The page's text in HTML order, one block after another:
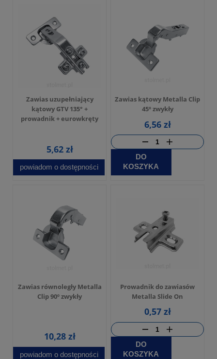
Zawias uzupełniający
kątowy GTV 135° +
prowadnik + eurowkręty
5,62 zł
powiadom o dostępności
Zawias kątowy Metalla Clip
45º zwykły
6,56 zł
DO
KOSZYKA
Zawias równoległy Metalla
Clip 90º zwykły
10,28 zł
powiadom o dostępności
Prowadnik do zawiasów
Metalla Slide On
0,57 zł
DO
KOSZYKA